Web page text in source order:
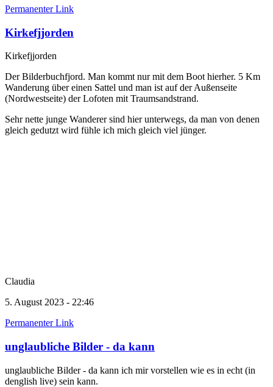
Permanenter Link
Kirkefjjorden
Kirkefjjorden
Der Bilderbuchfjord. Man kommt nur mit dem Boot hierher. 5 Km
Wanderung über einen Sattel und man ist auf der Außenseite
(Nordwestseite) der Lofoten mit Traumsandstrand.
Sehr nette junge Wanderer sind hier unterwegs, da man von denen
gleich gedutzt wird fühle ich mich gleich viel jünger.
Claudia
5. August 2023 - 22:46
Permanenter Link
unglaubliche Bilder - da kann
unglaubliche Bilder - da kann ich mir vorstellen wie es in echt (in
denglish live) sein kann.